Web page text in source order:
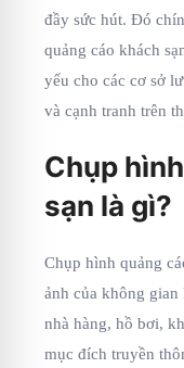
đầy sức hút. Đó
quảng cáo khách
yếu cho các cơ sở
và cạnh tranh trên
Chụp
sạn là gì?
Chụp hình quảng
ảnh của không gian
nhà hàng, hồ bơi,
mục đích truyền